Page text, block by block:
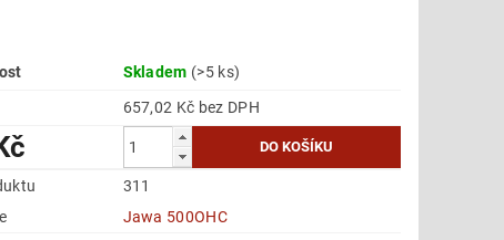
Skladem (>5 ks)
657,02 Kč bez DPH
311
Jawa 500OHC